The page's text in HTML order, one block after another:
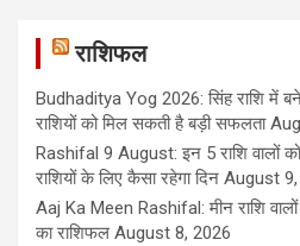
राशिफल
Budhaditya Yog 2026: सिंह राशि में
राशियों को मिल सकती है बड़ी सफलता
Rashifal 9 August: इन 5 राशि वालों
राशियों के लिए कैसा रहेगा दिन August
Aaj Ka Meen Rashifal: मीन राशि
का राशिफल August 8, 2026